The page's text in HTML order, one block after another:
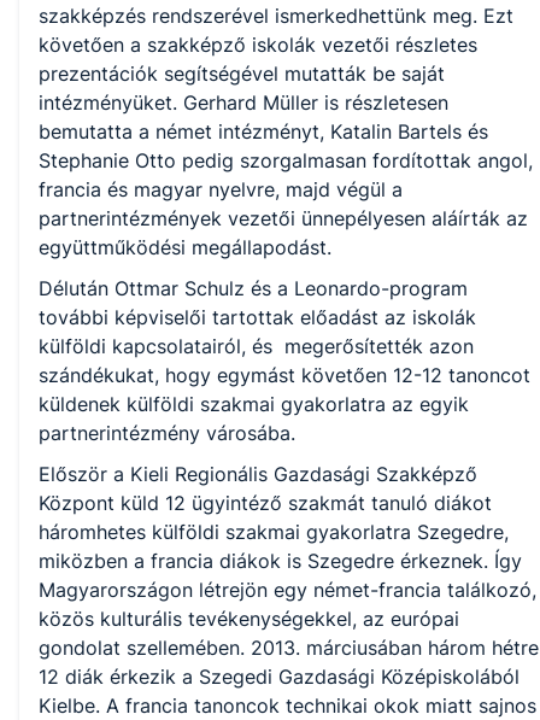
szakképzés rendszerével ismerkedhettünk meg. Ezt
követően a szakképző iskolák vezetői részletes
prezentációk segítségével mutatták be saját
intézményüket. Gerhard Müller is részletesen
bemutatta a német intézményt, Katalin Bartels és
Stephanie Otto pedig szorgalmasan fordítottak angol,
francia és magyar nyelvre, majd végül a
partnerintézmények vezetői ünnepélyesen aláírták az
együttműködési megállapodást.
Délután Ottmar Schulz és a Leonardo-program
további képviselői tartottak előadást az iskolák
külföldi kapcsolatairól, és megerősítették azon
szándékukat, hogy egymást követően 12-12 tanoncot
küldenek külföldi szakmai gyakorlatra az egyik
partnerintézmény városába.
Először a Kieli Regionális Gazdasági Szakképző
Központ küld 12 ügyintéző szakmát tanuló diákot
háromhetes külföldi szakmai gyakorlatra Szegedre,
miközben a francia diákok is Szegedre érkeznek. Így
Magyarországon létrejön egy német-francia találkozó,
közös kulturális tevékenységekkel, az európai
gondolat szellemében. 2013. márciusában három hétre
12 diák érkezik a Szegedi Gazdasági Középiskolából
Kielbe. A francia tanoncok technikai okok miatt sajnos